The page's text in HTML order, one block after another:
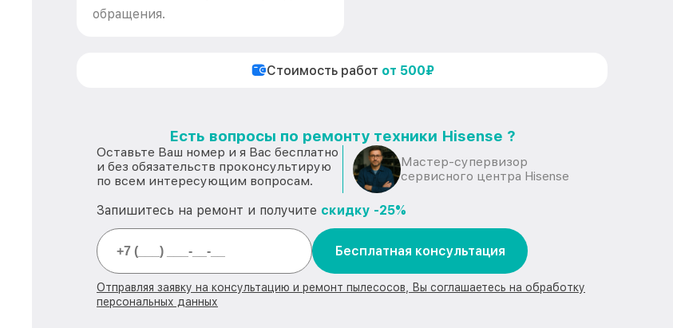
обращения.
Стоимость работ от 500₽
Есть вопросы по ремонту техники Hisense ?
Оставьте Ваш номер и я Вас бесплатно
и без обязательств проконсультирую
по всем интересующим вопросам.
Мастер-супервизор
сервисного центра Hisense
Запишитесь на ремонт и получите скидку -25%
Бесплатная консультация
Отправляя заявку на консультацию и ремонт пылесосов, Вы соглашаетесь на обработку
персональных данных